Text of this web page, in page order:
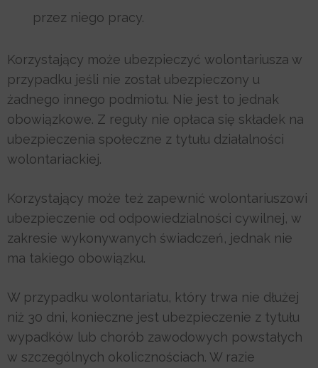
przez niego pracy.
Korzystający może ubezpieczyć wolontariusza w
przypadku jeśli nie został ubezpieczony u
żadnego innego podmiotu. Nie jest to jednak
obowiązkowe. Z reguły nie opłaca się składek na
ubezpieczenia społeczne z tytułu działalności
wolontariackiej.
Korzystający może też zapewnić wolontariuszowi
ubezpieczenie od odpowiedzialności cywilnej, w
zakresie wykonywanych świadczeń, jednak nie
ma takiego obowiązku.
W przypadku wolontariatu, który trwa nie dłużej
niż 30 dni, konieczne jest ubezpieczenie z tytułu
wypadków lub chorób zawodowych powstałych
w szczególnych okolicznościach. W razie